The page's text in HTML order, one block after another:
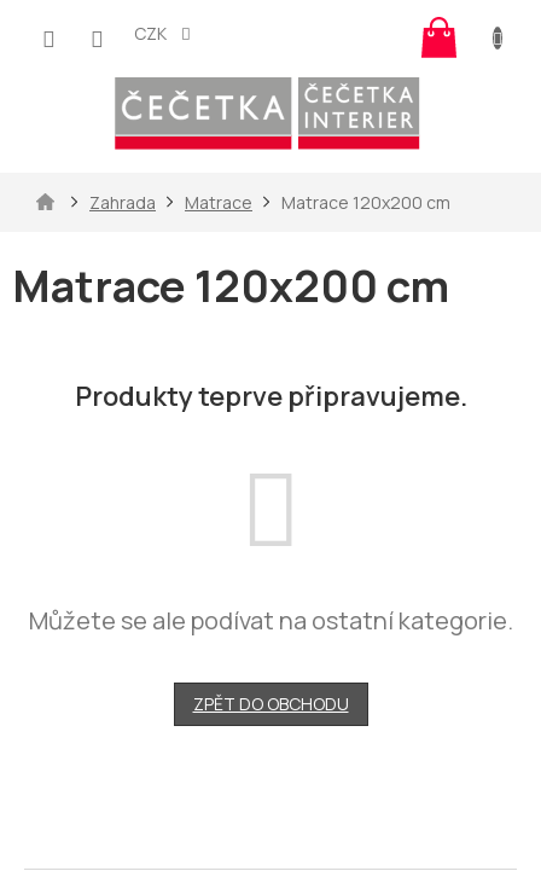
CZK
košík
DomůZahrada Matrace Matrace 120x200 cm
Matrace 120x200 cm
Produkty teprve připravujeme.
Můžete se ale podívat na ostatní kategorie.
ZPĚT DO OBCHODU